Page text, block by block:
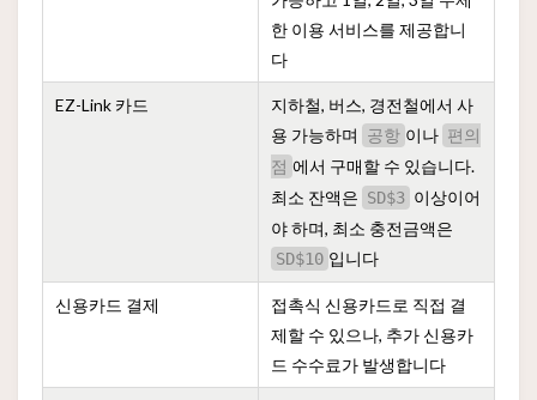
한 이용 서비스를 제공합니
다
EZ-Link 카드
지하철, 버스, 경전철에서 사
용 가능하며
공항 이나 편의
점 에서 구매할 수 있습니다.
최소 잔액은 SD$3 이상이어
야 하며, 최소 충전금액은
SD$10 입니다
신용카드 결제
접촉식 신용카드로 직접 결
제할 수 있으나, 추가 신용카
드 수수료가 발생합니다